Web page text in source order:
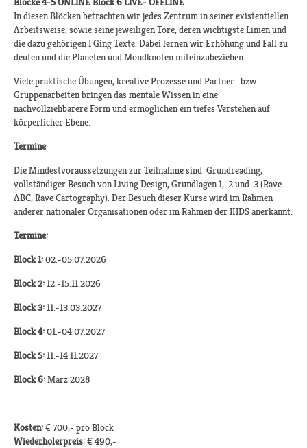
Blöcke 4-5 ONLINE Block 6 LIVE- OFFLINE
In diesen Blöcken betrachten wir jedes Zentrum in seiner existentiellen
Arbeitsweise, sowie seine jeweiligen Tore, deren wichtigste Linien und
die dazu gehörigen I Ging Texte. Dabei lernen wir Erhöhung und Fall zu
deuten und die Planeten und Mondknoten miteinzubeziehen.
Viele praktische Übungen, kreative Prozesse und Partner- bzw.
Gruppenarbeiten bringen das mentale Wissen in eine
nachvollziehbarere Form und ermöglichen ein tiefes Verstehen auf
körperlicher Ebene.
Termine
Die Mindestvoraussetzungen zur Teilnahme sind: Grundreading,
vollständiger Besuch von Living Design, Grundlagen 1, 2 und 3 (Rave
ABC, Rave Cartography). Der Besuch dieser Kurse wird im Rahmen
anderer nationaler Organisationen oder im Rahmen der IHDS anerkannt.​
Termine:
Block 1:02.-05.07.2026
Block 2:12.-15.11.2026
Block 3:11.-13.03.2027
Block 4:01.-04.07.2027
Block 5:11.-14.11.2027
Block 6:März 2028
Kosten:€ 700,- pro Block
Wiederholerpreis:€ 490,-